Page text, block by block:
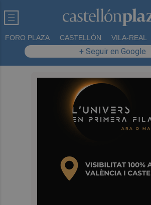
FORO PLAZA CASTELLÓN VILA-REAL
+ Seguir en Google